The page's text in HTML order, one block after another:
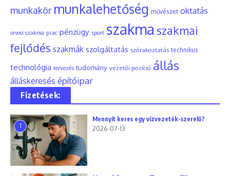
munkakör munkalehetőség művészet oktatás
orvosi szakma piac pénzügy sport szakma szakmai
fejlődés szakmák szolgáltatás szórakoztatás technikus
technológia tervezés tudomány vezetői pozíció állás
álláskeresés építőipar
Fizetések:
1
Mennyit keres egy vízvezeték-szerelő?
2026-07-13